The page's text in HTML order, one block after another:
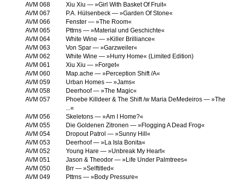
AVM 068
Xiu Xiu — »Girl With Basket Of Fruit«
AVM 067
P.A. Hülsenbeck — »Garden Of Stone«
AVM 066
Fenster — »The Room«
AVM 065
Pttrns — »Material und Geschichte«
AVM 064
White Wine — »Killer Brilliance«
AVM 063
Von Spar — »Garzweiler«
AVM 062
White Wine — »Hurry Home« (Limited Edition)
AVM 061
Xiu Xiu — »Forget«
AVM 060
Map.ache — »Perception Shift /A«
AVM 059
Urban Homes — »Jams«
AVM 058
Deerhoof — »The Magic«
AVM 057
Phoebe Killdeer & The Shift /w Maria DeMedeiros — »The
...«
AVM 056
Skeletons — »Am I Home?«
AVM 055
Die Goldenen Zitronen — »Flogging A Dead Frog«
AVM 054
Dropout Patrol — »Sunny Hill«
AVM 053
Deerhoof — »La Isla Bonita«
AVM 052
Young Hare — »Unbreak My Heart«
AVM 051
Jason & Theodor — »Life Under Palmtrees«
AVM 050
Brr — »Selftitled«
AVM 049
Pttrns — »Body Pressure«